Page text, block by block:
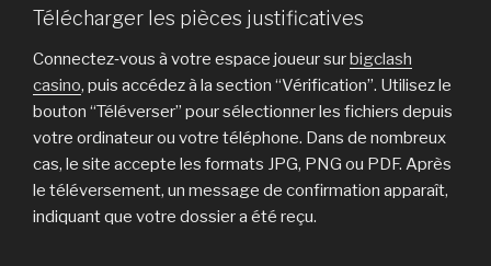
Télécharger les pièces justificatives
Connectez‑vous à votre espace joueur surbigclash
casino, puis accédez à la section “Vérification”. Utilisez le
bouton “Téléverser” pour sélectionner les fichiers depuis
votre ordinateur ou votre téléphone. Dans de nombreux
cas, le site accepte les formats JPG, PNG ou PDF. Après
le téléversement, un message de confirmation apparaît,
indiquant que votre dossier a été reçu.